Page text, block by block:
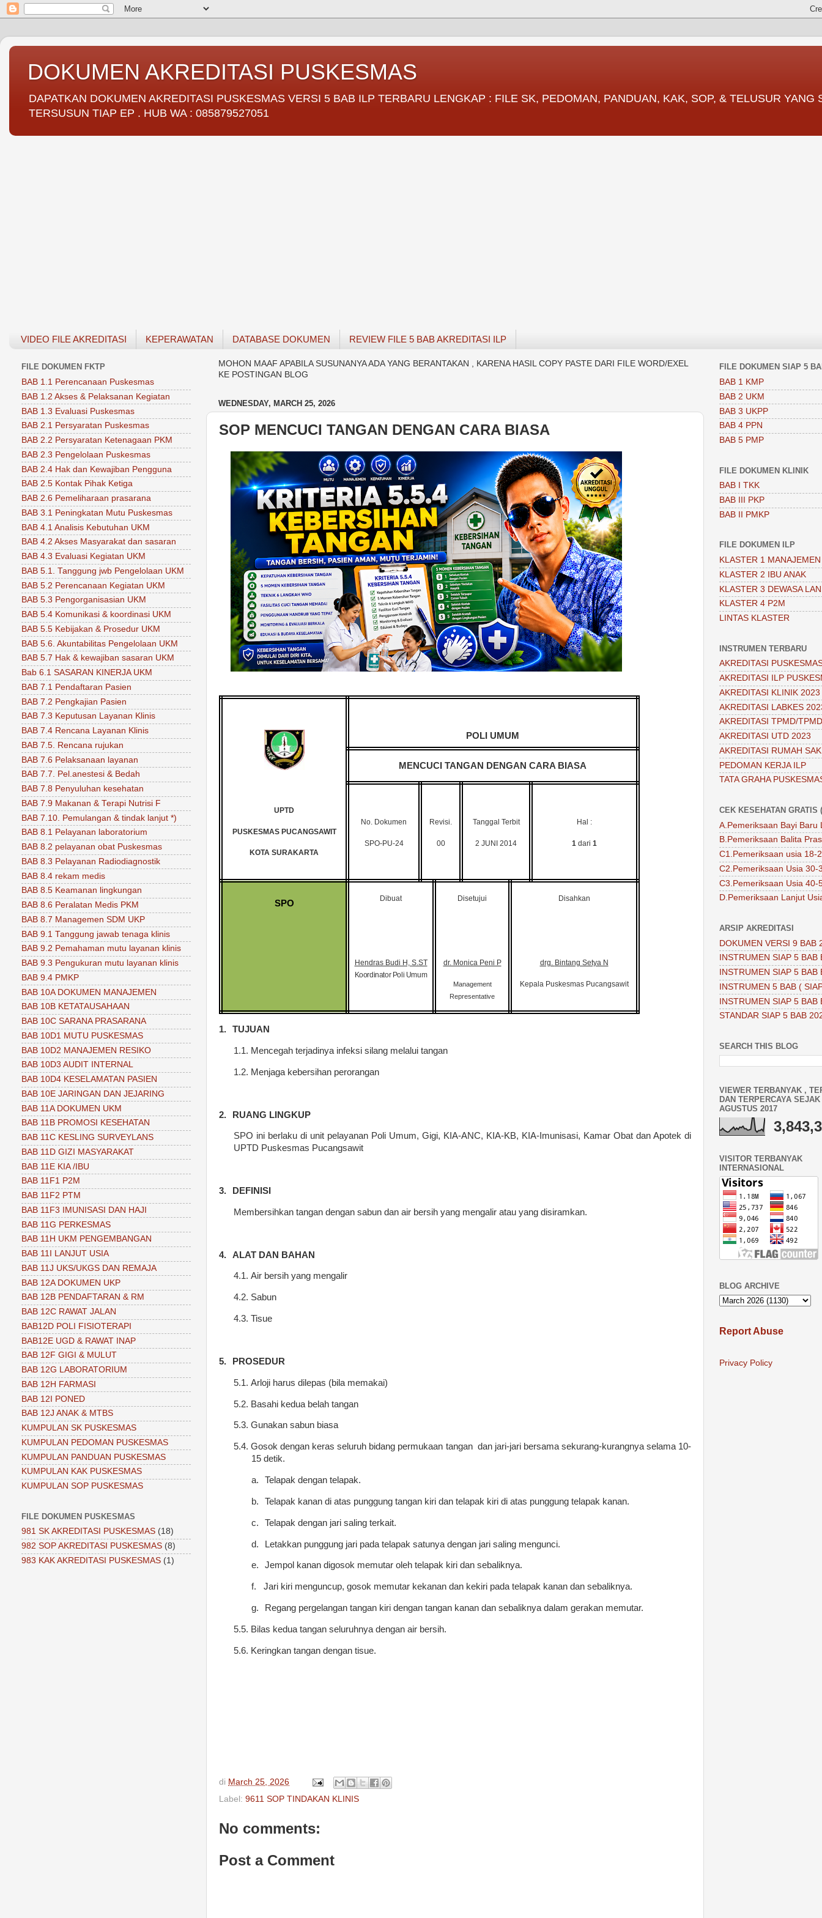
DOKUMEN AKREDITASI PUSKESMAS
DAPATKAN DOKUMEN AKREDITASI PUSKESMAS VERSI 5 BAB ILP TERBARU LENGKAP : FILE SK, PEDOMAN, PANDUAN, KAK, SOP, & TELUSUR YANG
TERSUSUN TIAP EP . HUB WA : 085879527051
VIDEO FILE AKREDITASI KEPERAWATAN DATABASE DOKUMEN REVIEW FILE 5 BAB AKREDITASI ILP
MOHON MAAF APABILA SUSUNANYA ADA YANG BERANTAKAN , KARENA HASIL COPY PASTE DARI FILE WORD/EXEL
KE POSTINGAN BLOG
WEDNESDAY, MARCH 25, 2026
SOP MENCUCI TANGAN DENGAN CARA BIASA
UPTD
PUSKESMAS PUCANGSAWIT
KOTA SURAKARTA
POLI UMUM
MENCUCI TANGAN DENGAN CARA BIASA
No. Dokumen
SPO-PU-24
Revisi.
00
Tanggal Terbit
2 JUNI 2014
Hal :
1 dari 1
SPO
Dibuat
Hendras Budi H, S.ST
Koordinator Poli Umum
Disetujui
dr. Monica Peni P
Management
Representative
Disahkan
drg. Bintang Setya N
Kepala Puskesmas Pucangsawit
1. TUJUAN
1.1. Mencegah terjadinya infeksi silang melalui tangan
1.2. Menjaga kebersihan perorangan
2. RUANG LINGKUP
SPO ini berlaku di unit pelayanan Poli Umum, Gigi, KIA-ANC, KIA-KB, KIA-Imunisasi, Kamar Obat dan Apotek di
UPTD Puskesmas Pucangsawit
3. DEFINISI
Membersihkan tangan dengan sabun dan air bersih yang mengalir atau yang disiramkan.
4. ALAT DAN BAHAN
4.1. Air bersih yang mengalir
4.2. Sabun
4.3. Tisue
5. PROSEDUR
5.1. Arloji harus dilepas (bila memakai)
5.2. Basahi kedua belah tangan
5.3. Gunakan sabun biasa
5.4. Gosok dengan keras seluruh bidang permukaan tangan dan jari-jari bersama sekurang-kurangnya selama 10-
15 detik.
a. Telapak dengan telapak.
b. Telapak kanan di atas punggung tangan kiri dan telapak kiri di atas punggung telapak kanan.
c. Telapak dengan jari saling terkait.
d. Letakkan punggung jari pada telapak satunya dengan jari saling mengunci.
e. Jempol kanan digosok memutar oleh telapak kiri dan sebaliknya.
f. Jari kiri menguncup, gosok memutar kekanan dan kekiri pada telapak kanan dan sebaliknya.
g. Regang pergelangan tangan kiri dengan tangan kanan dan sebaliknya dalam gerakan memutar.
5.5. Bilas kedua tangan seluruhnya dengan air bersih.
5.6. Keringkan tangan dengan tisue.
di March 25, 2026
Label: 9611 SOP TINDAKAN KLINIS
No comments:
Post a Comment
FILE DOKUMEN FKTP
BAB 1.1 Perencanaan Puskesmas
BAB 1.2 Akses & Pelaksanan Kegiatan
BAB 1.3 Evaluasi Puskesmas
BAB 2.1 Persyaratan Puskesmas
BAB 2.2 Persyaratan Ketenagaan PKM
BAB 2.3 Pengelolaan Puskesmas
BAB 2.4 Hak dan Kewajiban Pengguna
BAB 2.5 Kontak Pihak Ketiga
BAB 2.6 Pemeliharaan prasarana
BAB 3.1 Peningkatan Mutu Puskesmas
BAB 4.1 Analisis Kebutuhan UKM
BAB 4.2 Akses Masyarakat dan sasaran
BAB 4.3 Evaluasi Kegiatan UKM
BAB 5.1. Tanggung jwb Pengelolaan UKM
BAB 5.2 Perencanaan Kegiatan UKM
BAB 5.3 Pengorganisasian UKM
BAB 5.4 Komunikasi & koordinasi UKM
BAB 5.5 Kebijakan & Prosedur UKM
BAB 5.6. Akuntabilitas Pengelolaan UKM
BAB 5.7 Hak & kewajiban sasaran UKM
Bab 6.1 SASARAN KINERJA UKM
BAB 7.1 Pendaftaran Pasien
BAB 7.2 Pengkajian Pasien
BAB 7.3 Keputusan Layanan Klinis
BAB 7.4 Rencana Layanan Klinis
BAB 7.5. Rencana rujukan
BAB 7.6 Pelaksanaan layanan
BAB 7.7. Pel.anestesi & Bedah
BAB 7.8 Penyuluhan kesehatan
BAB 7.9 Makanan & Terapi Nutrisi F
BAB 7.10. Pemulangan & tindak lanjut *)
BAB 8.1 Pelayanan laboratorium
BAB 8.2 pelayanan obat Puskesmas
BAB 8.3 Pelayanan Radiodiagnostik
BAB 8.4 rekam medis
BAB 8.5 Keamanan lingkungan
BAB 8.6 Peralatan Medis PKM
BAB 8.7 Managemen SDM UKP
BAB 9.1 Tanggung jawab tenaga klinis
BAB 9.2 Pemahaman mutu layanan klinis
BAB 9.3 Pengukuran mutu layanan klinis
BAB 9.4 PMKP
BAB 10A DOKUMEN MANAJEMEN
BAB 10B KETATAUSAHAAN
BAB 10C SARANA PRASARANA
BAB 10D1 MUTU PUSKESMAS
BAB 10D2 MANAJEMEN RESIKO
BAB 10D3 AUDIT INTERNAL
BAB 10D4 KESELAMATAN PASIEN
BAB 10E JARINGAN DAN JEJARING
BAB 11A DOKUMEN UKM
BAB 11B PROMOSI KESEHATAN
BAB 11C KESLING SURVEYLANS
BAB 11D GIZI MASYARAKAT
BAB 11E KIA /IBU
BAB 11F1 P2M
BAB 11F2 PTM
BAB 11F3 IMUNISASI DAN HAJI
BAB 11G PERKESMAS
BAB 11H UKM PENGEMBANGAN
BAB 11I LANJUT USIA
BAB 11J UKS/UKGS DAN REMAJA
BAB 12A DOKUMEN UKP
BAB 12B PENDAFTARAN & RM
BAB 12C RAWAT JALAN
BAB12D POLI FISIOTERAPI
BAB12E UGD & RAWAT INAP
BAB 12F GIGI & MULUT
BAB 12G LABORATORIUM
BAB 12H FARMASI
BAB 12I PONED
BAB 12J ANAK & MTBS
KUMPULAN SK PUSKESMAS
KUMPULAN PEDOMAN PUSKESMAS
KUMPULAN PANDUAN PUSKESMAS
KUMPULAN KAK PUSKESMAS
KUMPULAN SOP PUSKESMAS
FILE DOKUMEN PUSKESMAS
981 SK AKREDITASI PUSKESMAS (18)
982 SOP AKREDITASI PUSKESMAS (8)
983 KAK AKREDITASI PUSKESMAS (1)
FILE DOKUMEN SIAP 5
BAB 1 KMP
BAB 2 UKM
BAB 3 UKPP
BAB 4 PPN
BAB 5 PMP
FILE DOKUMEN KLINIK
BAB I TKK
BAB III PKP
BAB II PMKP
FILE DOKUMEN ILP
KLASTER 1 MANAJEMEN
KLASTER 2 IBU ANAK
KLASTER 3 DEWASA
KLASTER 4 P2M
LINTAS KLASTER
INSTRUMEN TERBARU
AKREDITASI
AKREDITASI ILP
AKREDITASI KLINIK 2023
AKREDITASI LABKES
AKREDITASI TPMD/
AKREDITASI UTD 2023
AKREDITASI RUMAH
PEDOMAN KERJA ILP
TATA GRAHA
CEK KESEHATAN GRATIS
A.Pemeriksaan Bayi Baru
B.Pemeriksaan Balita
C1.Pemeriksaan usia 18-
C2.Pemeriksaan Usia 30-
C3.Pemeriksaan Usia 40-
D.Pemeriksaan Lanjut
ARSIP AKREDITASI
DOKUMEN VERSI 9 BAB
INSTRUMEN SIAP 5 BAB
INSTRUMEN SIAP 5 BAB
INSTRUMEN 5 BAB (
INSTRUMEN SIAP 5 BAB
STANDAR SIAP 5 BAB
SEARCH THIS BLOG
VIEWER TERBANYAK ,
DAN TERPERCAYA SEJAK
AGUSTUS 2017
VISITOR TERBANYAK
INTERNASIONAL
BLOG ARCHIVE
Report Abuse
Privacy Policy